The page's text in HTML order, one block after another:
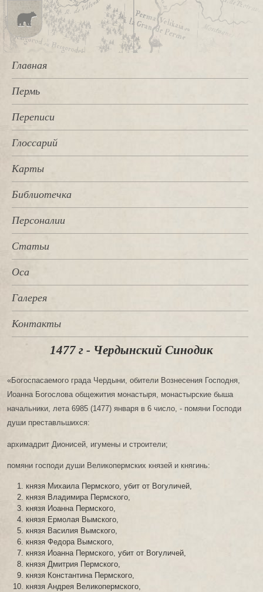
Главная
Пермь
Переписи
Глоссарий
Карты
Библиотечка
Персоналии
Статьи
Оса
Галерея
Контакты
1477 г - Чердынский Синодик
«Богоспасаемого града Чердыни, обители Вознесения Господня,
Иоанна Богослова общежития монастыря, монастырские быша
начальники, лета 6985 (1477) января в 6 число, - помяни Господи
души преставльшихся:
архимадрит Дионисей, игумены и строители;
помяни господи души Великопермских князей и княгинь:
князя Михаила Пермского, убит от Вогуличей,
князя Владимира Пермского,
князя Иоанна Пермского,
князя Ермолая Вымского,
князя Василия Вымского,
князя Федора Вымского,
князя Иоанна Пермского, убит от Вогуличей,
князя Дмитрия Пермского,
князя Константина Пермского,
князя Андрея Великопермского,